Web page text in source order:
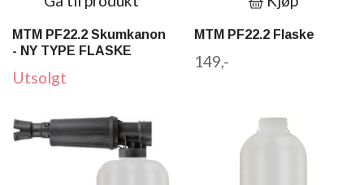
MTM PF22.2 Skumkanon
- NY TYPE FLASKE
Utsolgt
MTM PF22.2 Flaske
149,-